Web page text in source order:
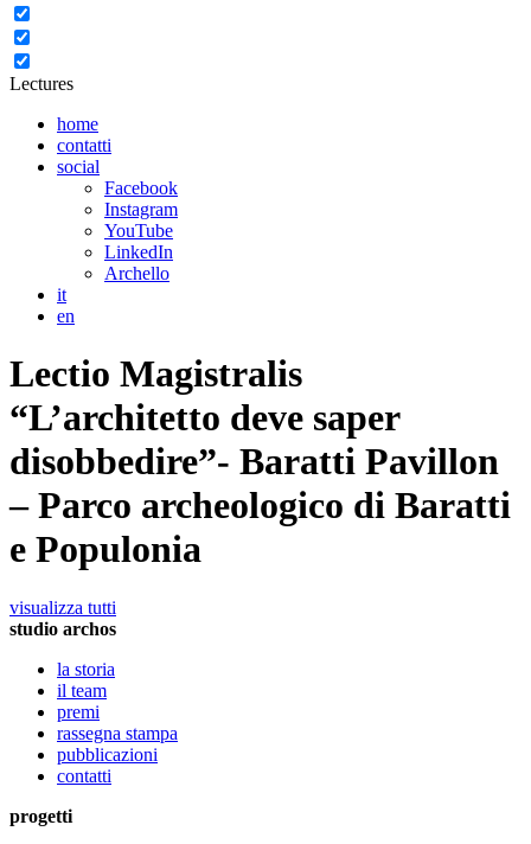
Lectures
home
contatti
social
Facebook
Instagram
YouTube
LinkedIn
Archello
it
en
Lectio Magistralis
“L’architetto deve saper
disobbedire”- Baratti Pavillon
– Parco archeologico di Baratti
e Populonia
visualizza tutti
studio archos
la storia
il team
premi
rassegna stampa
pubblicazioni
contatti
progetti